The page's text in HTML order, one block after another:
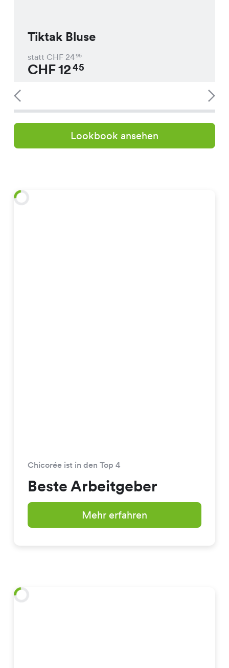
Tiktak Bluse
statt CHF 2495
CHF1245
Lookbook ansehen
Chicorée ist in den Top 4
Beste Arbeitgeber
Mehr erfahren